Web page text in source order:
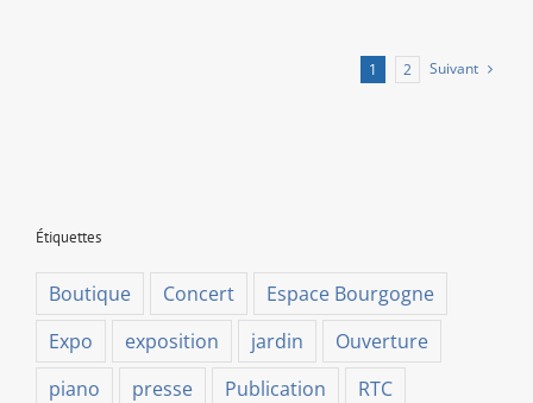
tiers
de
Trésor
de
Liège.
Une
confrontation
interne.
1 2 Suivant
Étiquettes
Boutique Concert
Espace Bourgogne
Expo
exposition jardin
Ouverture
piano
presse Publication
RTC